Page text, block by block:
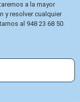
a la mayor
y resolver cualquier
al 948 23 68 50.